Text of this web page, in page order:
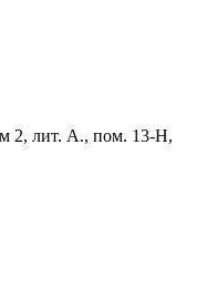
2, лит. А., пом. 13-Н,